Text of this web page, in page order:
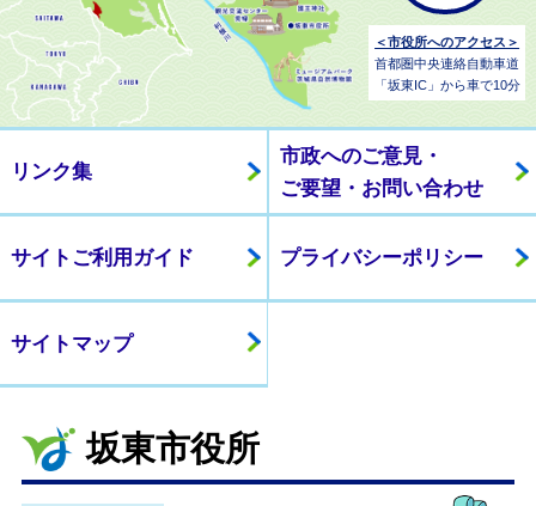
＜市役所へのアクセス＞
首都圏中央連絡自動車道
「坂東IC」から車で10分
リンク集
市政へのご意見・
ご要望・お問い合わせ
サイトご利用ガイド プライバシーポリシー
サイトマップ
坂東市役所